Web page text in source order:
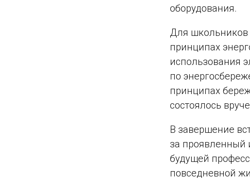
оборудования.
Для школьников
принципах
использования
по
принципах
состоялось
В завершение
за проявленный
будущей
повседневной